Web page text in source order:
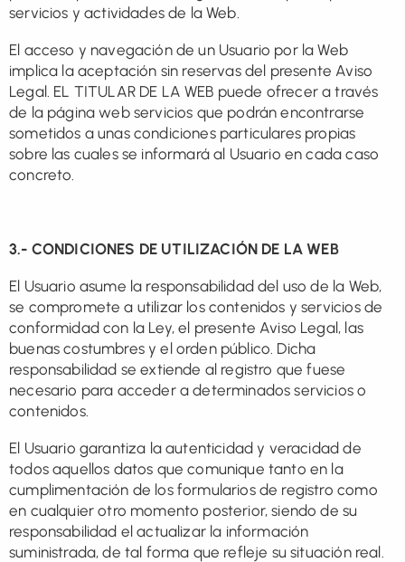
servicios y actividades de la Web.
El acceso y navegación de un Usuario por la Web
implica la aceptación sin reservas del presente Aviso
Legal. EL TITULAR DE LA WEB puede ofrecer a través
de la página web servicios que podrán encontrarse
sometidos a unas condiciones particulares propias
sobre las cuales se informará al Usuario en cada caso
concreto.
3.- CONDICIONES DE UTILIZACIÓN DE LA WEB
El Usuario asume la responsabilidad del uso de la Web,
se compromete a utilizar los contenidos y servicios de
conformidad con la Ley, el presente Aviso Legal, las
buenas costumbres y el orden público. Dicha
responsabilidad se extiende al registro que fuese
necesario para acceder a determinados servicios o
contenidos.
El Usuario garantiza la autenticidad y veracidad de
todos aquellos datos que comunique tanto en la
cumplimentación de los formularios de registro como
en cualquier otro momento posterior, siendo de su
responsabilidad el actualizar la información
suministrada, de tal forma que refleje su situación real.